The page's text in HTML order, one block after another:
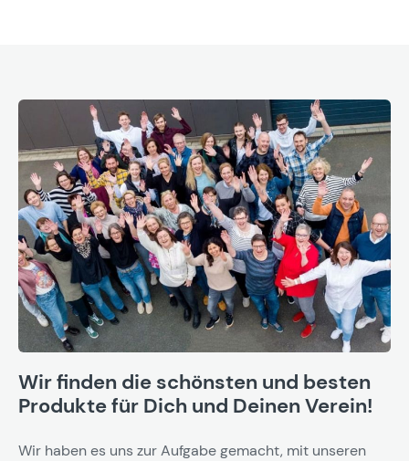
Wir finden die schönsten und besten
Produkte für Dich und Deinen Verein!
Wir haben es uns zur Aufgabe gemacht, mit unseren